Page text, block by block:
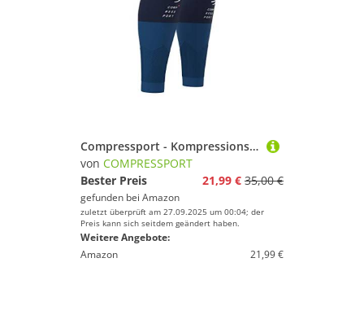
Compressport - Kompressions-Wadenbandage – R2V2 – Muskelschutz, Leistung und Erholung für Sport – Ultraleicht und Antistatig – Laufen, Radfahren, Trail und Triathlon
von COMPRESSPORT
Bester Preis
21,99 € 35,00 €
gefunden bei Amazon
zuletzt überprüft am 27.09.2025 um 00:04; der
Preis kann sich seitdem geändert haben.
Weitere Angebote:
Amazon
21,99 €